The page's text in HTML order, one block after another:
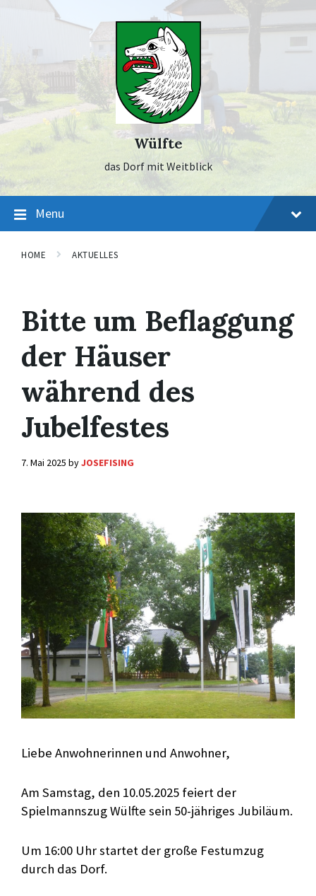
Wülfte
das Dorf mit Weitblick
Menu
HOME AKTUELLES
Bitte um Beflaggung
der Häuser
während des
Jubelfestes
7. Mai 2025 byJOSEFISING
Liebe Anwohnerinnen und Anwohner,
Am Samstag, den 10.05.2025 feiert der
Spielmannszug Wülfte sein 50-jähriges Jubiläum.
Um 16:00 Uhr startet der große Festumzug
durch das Dorf.